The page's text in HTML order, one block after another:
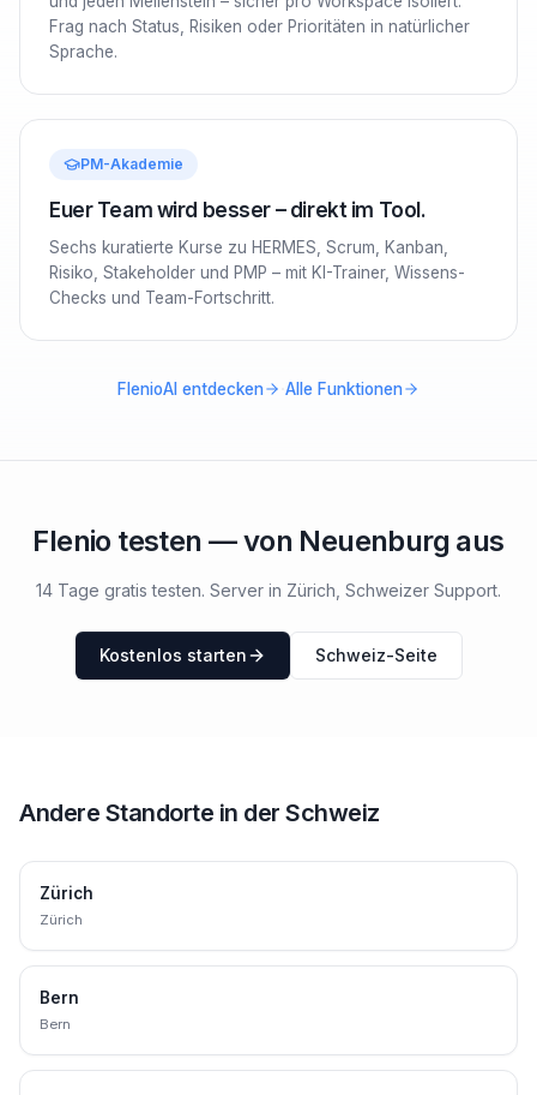
Frag nach Status, Risiken oder Prioritäten in natürlicher
Sprache.
PM-Akademie
Euer Team wird besser – direkt im Tool.
Sechs kuratierte Kurse zu HERMES, Scrum, Kanban,
Risiko, Stakeholder und PMP – mit KI-Trainer, Wissens-
Checks und Team-Fortschritt.
FlenioAI entdecken Alle Funktionen
Flenio testen — von Neuenburg aus
14 Tage gratis testen. Server in Zürich, Schweizer Support.
Kostenlos starten Schweiz-Seite
Andere Standorte in der Schweiz
Zürich
Zürich
Bern
Bern